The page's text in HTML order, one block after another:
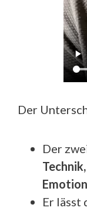
Der
Der
Emotion
Er lässt